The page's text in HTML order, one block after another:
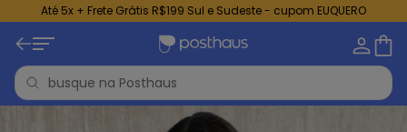
Até 5x + Frete Grátis R$199 Sul e Sudeste - cupom EUQUERO